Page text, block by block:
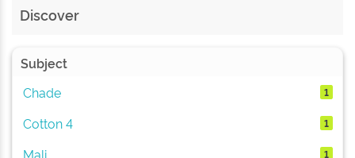
Discover
Subject
Chade
1
Cotton 4 1
Mali 1